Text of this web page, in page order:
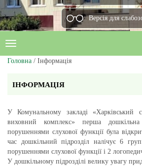
Версiя для
Головна / Інформація
ІНФОРМАЦІЯ
У Комунальному закладі «Харківський
виховний комплекс» перша
порушеннями слухової функції була
час дошкільний підрозділ налічує 6
порушеннями слухової функції і 2
У дошкільному підрозділі велику увагу